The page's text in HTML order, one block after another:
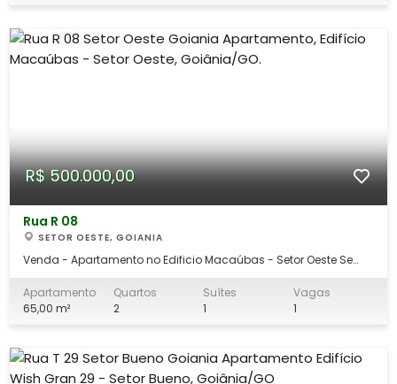
R$ 500.000,00
Rua R 08
SETOR OESTE, GOIANIA
Venda - Apartamento no Edificio Macaúbas - Setor Oeste Se
desejadas de Goiânia, este apartamento no Edifício Macaúbas,
no Setor Oeste, é a escolha perfeita para você! Com ambientes
Apartamento
65,00 m²
Quartos
2
Suítes
1
Vagas
1